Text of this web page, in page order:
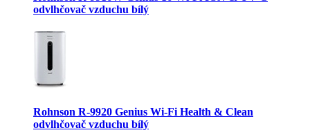
odvlhčovač vzduchu bílý
Rohnson R-9920 Genius Wi-Fi Health & Clean
odvlhčovač vzduchu bílý